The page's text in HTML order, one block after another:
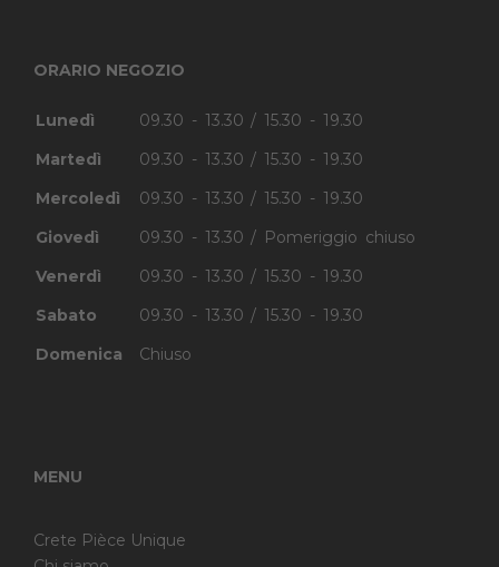
ORARIO NEGOZIO
Lunedì
09.30 - 13.30 / 15.30 - 19.30
Martedì
09.30 - 13.30 / 15.30 - 19.30
Mercoledì
09.30 - 13.30 / 15.30 - 19.30
Giovedì
09.30 - 13.30 / Pomeriggio chiuso
Venerdì
09.30 - 13.30 / 15.30 - 19.30
Sabato
09.30 - 13.30 / 15.30 - 19.30
Domenica
Chiuso
MENU
Crete Pièce Unique